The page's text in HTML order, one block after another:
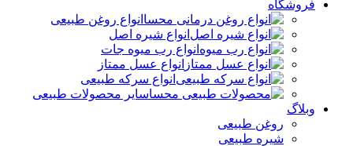
فروشگاه
انواع روغن طبیعی
انواع شیره اصل
انواع رب میوه جات
انواع عسل ممتاز
انواع سرکه طبیعی
سایر محصولات طبیعی
وبلاگ
روغن طبیعی
شیره طبیعی